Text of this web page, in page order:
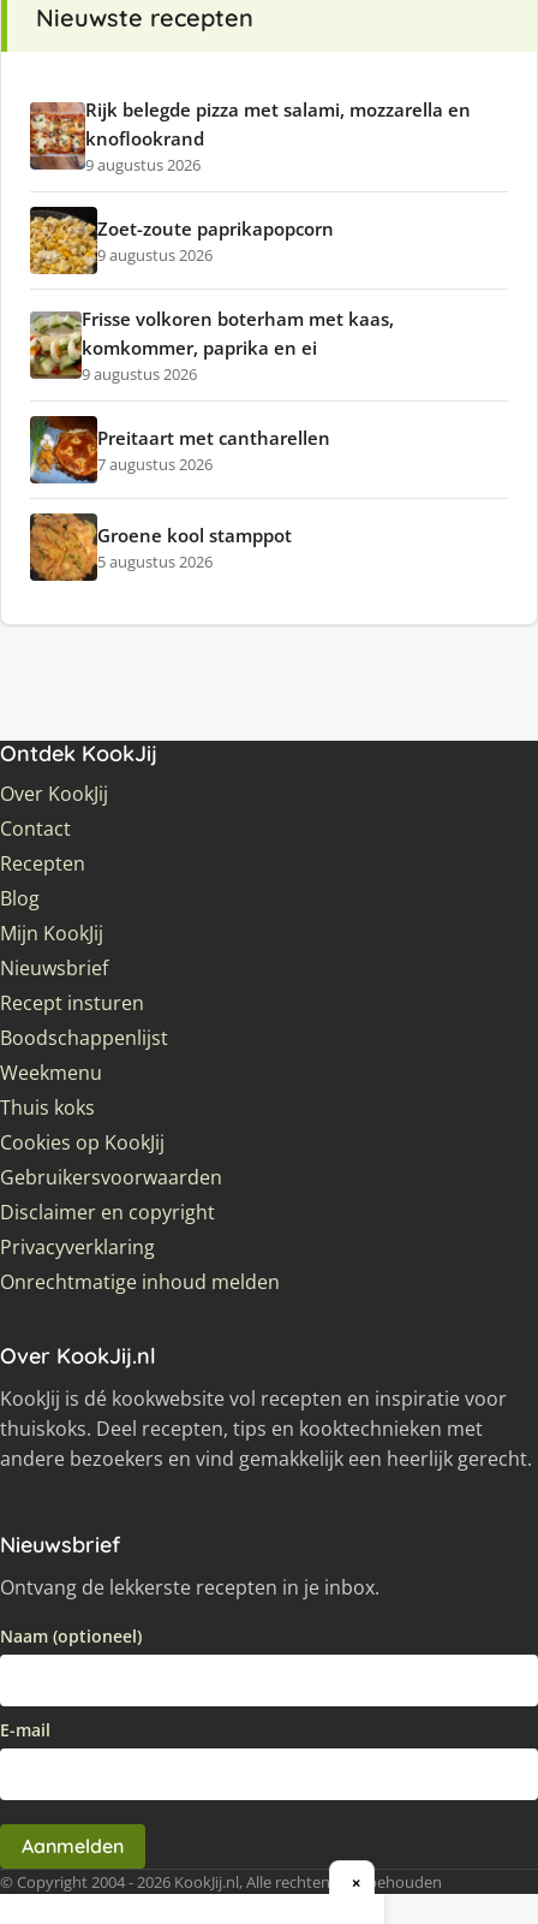
Nieuwste recepten
Rijk belegde pizza met salami, mozzarella en
knoflookrand
9 augustus 2026
Zoet-zoute paprikapopcorn
9 augustus 2026
Frisse volkoren boterham met kaas,
komkommer, paprika en ei
9 augustus 2026
Preitaart met cantharellen
7 augustus 2026
Groene kool stamppot
5 augustus 2026
Ontdek KookJij
Over KookJij
Contact
Recepten
Blog
Mijn KookJij
Nieuwsbrief
Recept insturen
Boodschappenlijst
Weekmenu
Thuis koks
Cookies op KookJij
Gebruikersvoorwaarden
Disclaimer en copyright
Privacyverklaring
Onrechtmatige inhoud melden
Over KookJij.nl
KookJij is dé kookwebsite vol recepten en inspiratie voor
thuiskoks. Deel recepten, tips en kooktechnieken met
andere bezoekers en vind gemakkelijk een heerlijk gerecht.
Nieuwsbrief
Ontvang de lekkerste recepten in je inbox.
Naam (optioneel)
E-mail
Aanmelden
© Copyright 2004 - 2026 KookJij.nl, Alle rechten voorbehouden
×